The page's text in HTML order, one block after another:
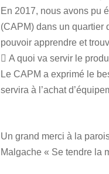
En 2017, nous avons pu
(CAPM) dans un quartier
pouvoir apprendre et
 A quoi va servir le
Le CAPM a exprimé le
servira à l’achat
Un grand merci à la
Malgache « Se tendre la